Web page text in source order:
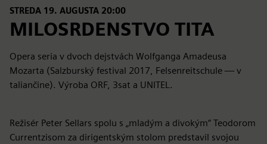
STREDA 19. AUGUSTA 20:00
MILOSRDENSTVO TITA
Opera seria v dvoch dejstvách Wolfganga Amadeusa
Mozarta (Salzburský festival 2017, Felsenreitschule — v
taliančine). Výroba ORF, 3sat a UNITEL.
Režisér Peter Sellars spolu s „mladým a divokým“ Teodorom
Currentzisom za dirigentským stolom predstavil svojou